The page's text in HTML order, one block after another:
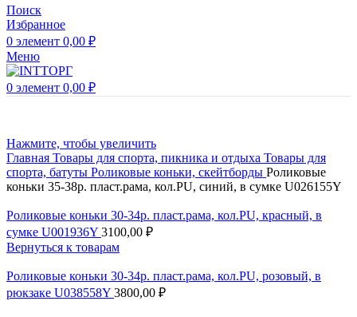
Поиск
Избранное
0 элемент 0,00 ₽
Меню
0 элемент 0,00 ₽
Нажмите, чтобы увеличить
Главная Товары для спорта, пикника и отдыха Товары для
спорта, батуты Роликовые коньки, скейтборды Роликовые
коньки 35-38р. пласт.рама, кол.PU, синий, в сумке U026155Y
Роликовые коньки 30-34р. пласт.рама, кол.PU, красный, в
сумке U001936Y 3100,00 ₽
Вернуться к товарам
Роликовые коньки 30-34р. пласт.рама, кол.PU, розовый, в
рюкзаке U038558Y 3800,00 ₽